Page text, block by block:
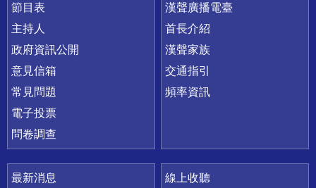
節目表
主持人
政府資訊公開
意見信箱
常見問題
電子投票
問卷調查
漢聲廣播電臺
首長介紹
漢聲家族
交通指引
頻率資訊
最新消息
線上收聽